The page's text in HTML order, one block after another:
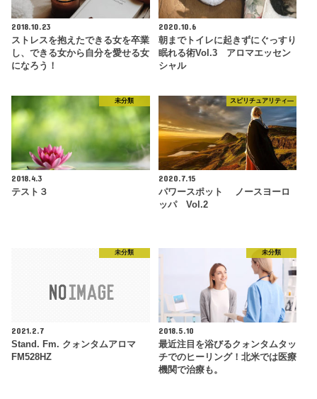
2018.10.23
ストレスを抱えたできる女を卒業
し、できる女から自分を愛せる女
になろう！
2020.10.6
朝までトイレに起きずにぐっすり
眠れる術Vol.3 アロマエッセン
シャル
未分類
2018.4.3
テスト３
スピリチュアリティ―
2020.7.15
パワースポット ノースヨーロ
ッパ Vol.2
未分類
2021.2.7
Stand. Fm. クォンタムアロマ
FM528HZ
未分類
2018.5.10
最近注目を浴びるクォンタムタッ
チでのヒーリング！北米では医療
機関で治療も。